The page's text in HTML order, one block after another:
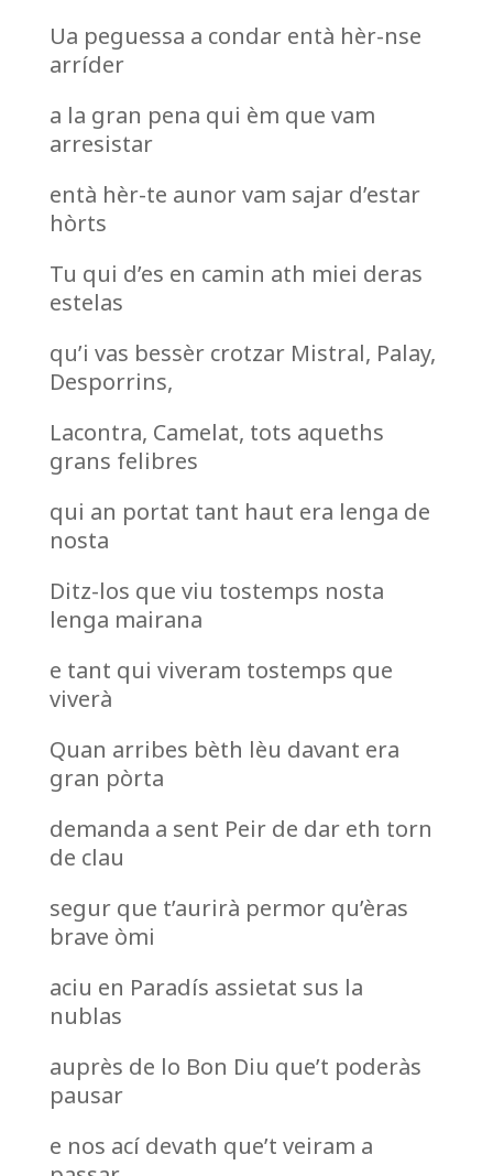
Ua peguessa a condar entà hèr-nse
arríder
a la gran pena qui èm que vam
arresistar
entà hèr-te aunor vam sajar d’estar
hòrts
Tu qui d’es en camin ath miei deras
estelas
qu’i vas bessèr crotzar Mistral, Palay,
Desporrins,
Lacontra, Camelat, tots aqueths
grans felibres
qui an portat tant haut era lenga de
nosta
Ditz-los que viu tostemps nosta
lenga mairana
e tant qui viveram tostemps que
viverà
Quan arribes bèth lèu davant era
gran pòrta
demanda a sent Peir de dar eth torn
de clau
segur que t’aurirà permor qu’èras
brave òmi
aciu en Paradís assietat sus la
nublas
auprès de lo Bon Diu que’t poderàs
pausar
e nos ací devath que’t veiram a